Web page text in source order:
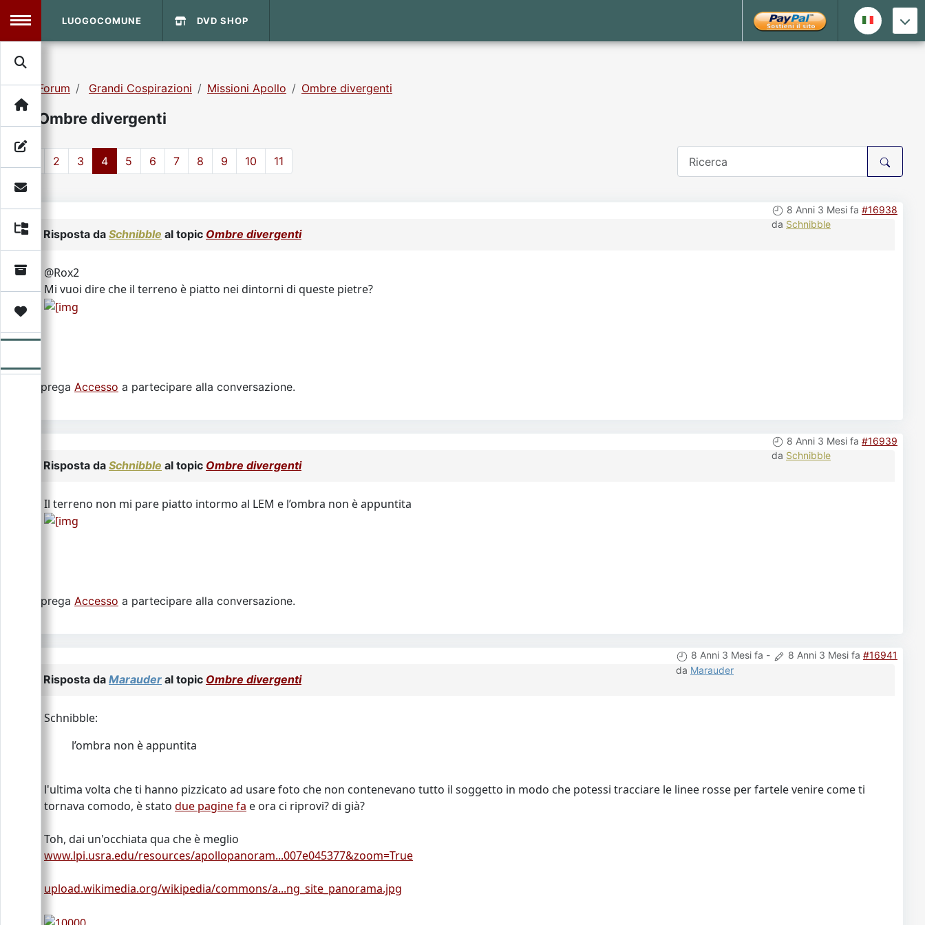
MENU
Search
DVD Shop
Info Sito
Login
Vecchio Sito
Archivio
Video
Forum
Donazione
LUOGOCOMUNE DVD SHOP
Forum Grandi Cospirazioni Missioni Apollo Ombre divergenti
Ombre divergenti
2 3 4 5 6 7 8 9 10 11
8 Anni 3 Mesi fa #16938
da Schnibble
Risposta da Schnibble al topic Ombre divergenti
@Rox2
Mi vuoi dire che il terreno è piatto nei dintorni di queste pietre?
Si prega Accesso a partecipare alla conversazione.
8 Anni 3 Mesi fa #16939
da Schnibble
Risposta da Schnibble al topic Ombre divergenti
Il terreno non mi pare piatto intormo al LEM e l’ombra non è appuntita
Si prega Accesso a partecipare alla conversazione.
8 Anni 3 Mesi fa - 8 Anni 3 Mesi fa #16941
da Marauder
Risposta da Marauder al topic Ombre divergenti
Schnibble:
l’ombra non è appuntita
l'ultima volta che ti hanno pizzicato ad usare foto che non contenevano tutto il soggetto in modo che potessi tracciare le linee rosse per fartele venire come ti
tornava comodo, è stato due pagine fa e ora ci riprovi? di già?
Toh, dai un'occhiata qua che è meglio
www.lpi.usra.edu/resources/apollopanoram...007e045377&zoom=True
upload.wikimedia.org/wikipedia/commons/a...ng_site_panorama.jpg